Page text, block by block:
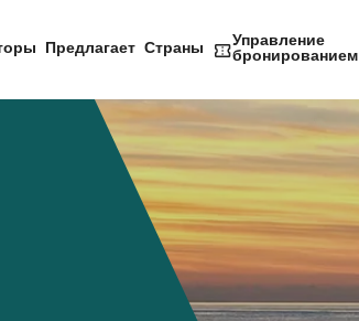
Предлагает Страны
Управление
бронированием